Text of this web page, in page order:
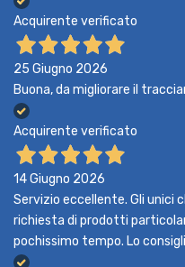
Acquirente verificato
25 Giugno 2026
Buona, da migliorare il
Acquirente verificato
14 Giugno 2026
Servizio eccellente. Gli unici
richiesta di prodotti
pochissimo tempo. Lo